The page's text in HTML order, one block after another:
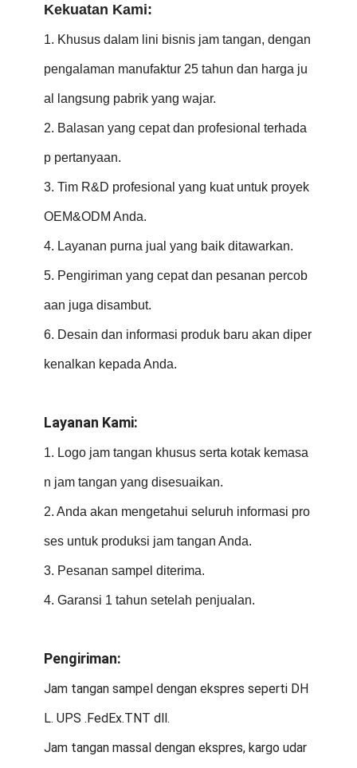
Kekuatan Kami:
1. Khusus dalam lini bisnis jam tangan, dengan
pengalaman manufaktur 25 tahun dan harga ju
al langsung pabrik yang wajar.
2. Balasan yang cepat dan profesional terhada
p pertanyaan.
3. Tim R&D profesional yang kuat untuk proyek
OEM&ODM Anda.
4. Layanan purna jual yang baik ditawarkan.
5. Pengiriman yang cepat dan pesanan percob
aan juga disambut.
6. Desain dan informasi produk baru akan diper
kenalkan kepada Anda.
Layanan Kami:
1. Logo jam tangan khusus serta kotak kemasa
n jam tangan yang disesuaikan.
2. Anda akan mengetahui seluruh informasi pro
ses untuk produksi jam tangan Anda.
3. Pesanan sampel diterima.
4. Garansi 1 tahun setelah penjualan.
Pengiriman:
Jam tangan sampel dengan ekspres seperti DH
L. UPS .FedEx.TNT dll.
Jam tangan massal dengan ekspres, kargo udar